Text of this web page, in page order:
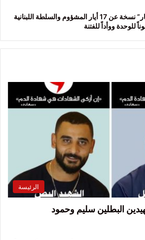
“القومي”: “اتفاق الاطار” نسخة عن 17 أيار المشؤوم والسلطة اللبنانية
للوحدة ووأداً للفتنة
الرئيسة
البطلين سليم وحمود